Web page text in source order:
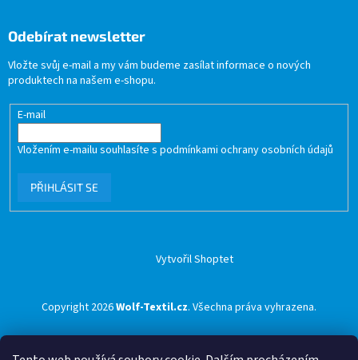
Odebírat newsletter
Vložte svůj e-mail a my vám budeme zasílat informace o nových
produktech na našem e-shopu.
E-mail
Vložením e-mailu souhlasíte s podmínkami ochrany osobních údajů
PŘIHLÁSIT SE
Vytvořil Shoptet
Copyright 2026Wolf-Textil.cz. Všechna práva vyhrazena.